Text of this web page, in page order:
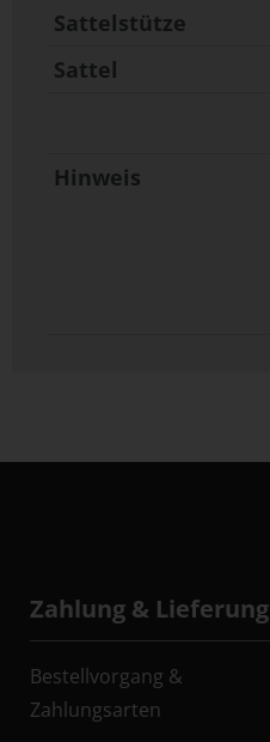
Sattelstütze
Sattel
Hinweis
Zahlung & Lieferung
Bestellvorgang &
Zahlungsarten